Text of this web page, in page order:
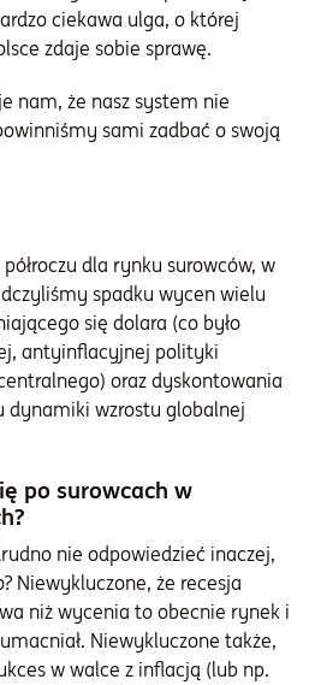
ciekawa ulga, o której
zdaje sobie sprawę.
nam, że nasz system nie
sami zadbać o swoją
dla rynku surowców, w
spadku wycen wielu
się dolara (co było
antyinflacyjnej polityki
oraz dyskontowania
dynamiki wzrostu globalnej
po surowcach w
nie odpowiedzieć inaczej,
Niewykluczone, że recesja
niż wycenia to obecnie rynek i
Niewykluczone także,
w walce z inflacją (lub np.